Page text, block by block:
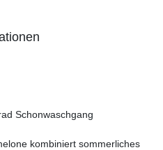
Schonwaschgang
kombiniert sommerliches